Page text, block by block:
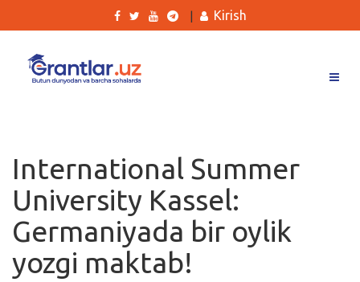
Ishlar
Kurslar
Blog
Yana
Kirish
International Summer
University Kassel:
Germaniyada bir oylik
yozgi maktab!